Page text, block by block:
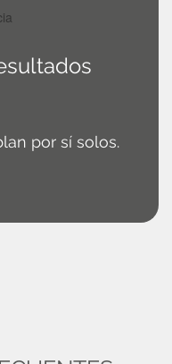
por sí solos.